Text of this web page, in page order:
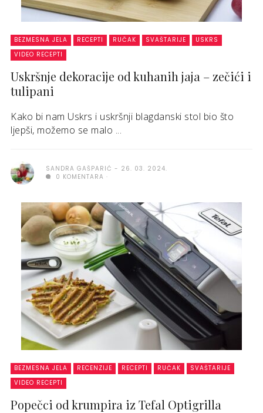
BEZMESNA JELA RECEPTI RUČAK SVAŠTARIJE
USKRS
VIDEO RECEPTI
Uskršnje dekoracije od kuhanih jaja – zečići i
tulipani
Kako bi nam Uskrs i uskršnji blagdanski stol bio što
ljepši, možemo se malo ...
SANDRA GAŠPARIĆ
26. 03. 2024.
0 KOMENTARA
BEZMESNA JELA RECENZIJE RECEPTI RUČAK
SVAŠTARIJE
VIDEO RECEPTI
Popečci od krumpira iz Tefal Optigrilla